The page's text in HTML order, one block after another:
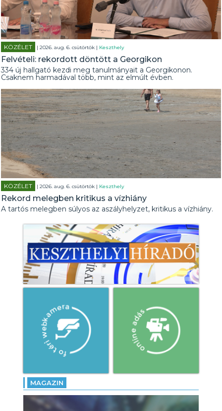
KÖZÉLET | 2026. aug. 6. csütörtök | Keszthely
Felvételi: rekordott döntött a Georgikon
334 új hallgató kezdi meg tanulmányait a Georgikonon.
Csaknem harmadával több, mint az elmúlt évben.
KÖZÉLET | 2026. aug. 6. csütörtök | Keszthely
Rekord melegben kritikus a vízhiány
A tartós melegben súlyos az aszályhelyzet, kritikus a vízhiány.
MAGAZIN